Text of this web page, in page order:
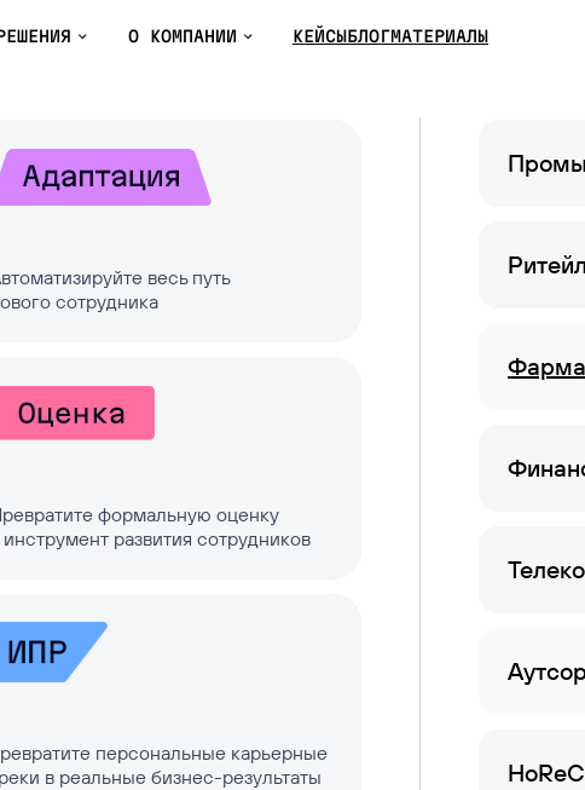
О КОМПАНИИ
в Skillaz
центр
ㅤ
весь путь
сотрудника
формальную оценку
инструмент развития сотрудников
персональные карьерные
в реальные бизнес-результаты
Фарма
КЕЙСЫБЛОГМАТЕРИАЛЫ
КЕЙСЫ
«Черкизово»:
компании
на 36%